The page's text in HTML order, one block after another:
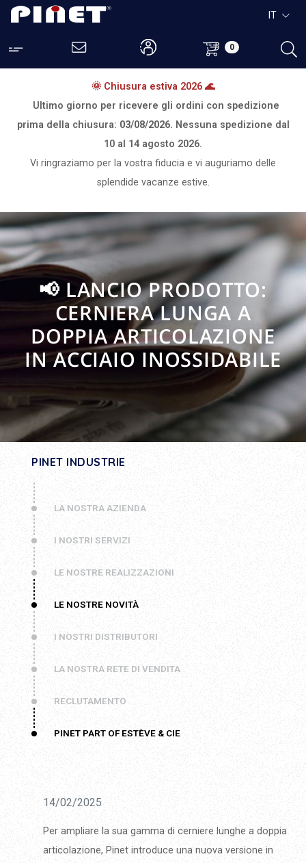
0
IT
🌞 Chiusura estiva 2026 🌊
Ultimo giorno per ricevere gli ordini con spedizione
prima della chiusura: 03/08/2026. Nessuna spedizione dal
10 al 14 agosto 2026.
Vi ringraziamo per la vostra fiducia e vi auguriamo delle
splendide vacanze estive.
📢 LANCIO PRODOTTO:
CERNIERA LUNGA A
DOPPIA ARTICOLAZIONE
IN ACCIAIO INOSSIDABILE
PINET INDUSTRIE
LA NOSTRA AZIENDA
I NOSTRI SERVIZI
LE NOSTRE REALIZZAZIONI
LE NOSTRE NOVITÀ
I NOSTRI DISTRIBUTORI
LA NOSTRA RETE DI VENDITA
RECLUTAMENTO
PINET PART OF ESTÈVE & CIE
14/02/2025
Per ampliare la sua gamma di cerniere lunghe a doppia
articolazione, Pinet introduce una nuova versione in